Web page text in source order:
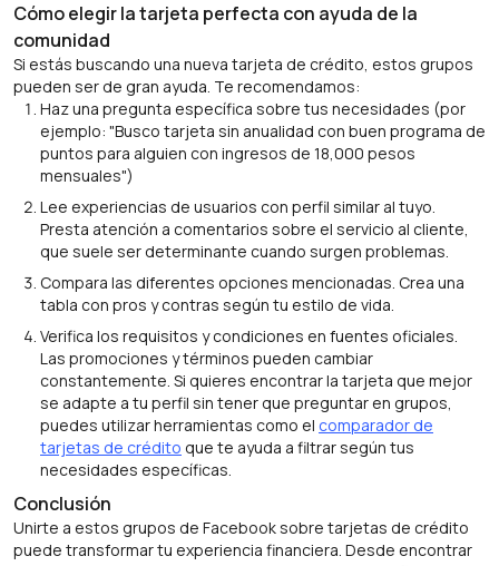
Cómo elegir la tarjeta perfecta con ayuda de la
comunidad
Si estás buscando una nueva tarjeta de crédito, estos grupos
pueden ser de gran ayuda. Te recomendamos:
Haz una pregunta específica sobre tus necesidades (por
ejemplo: "Busco tarjeta sin anualidad con buen programa de
puntos para alguien con ingresos de 18,000 pesos
mensuales")
Lee experiencias de usuarios con perfil similar al tuyo.
Presta atención a comentarios sobre el servicio al cliente,
que suele ser determinante cuando surgen problemas.
Compara las diferentes opciones mencionadas. Crea una
tabla con pros y contras según tu estilo de vida.
Verifica los requisitos y condiciones en fuentes oficiales.
Las promociones y términos pueden cambiar
constantemente. Si quieres encontrar la tarjeta que mejor
se adapte a tu perfil sin tener que preguntar en grupos,
puedes utilizar herramientas como el comparador de
tarjetas de crédito que te ayuda a filtrar según tus
necesidades específicas.
Conclusión
Unirte a estos grupos de Facebook sobre tarjetas de crédito
puede transformar tu experiencia financiera. Desde encontrar